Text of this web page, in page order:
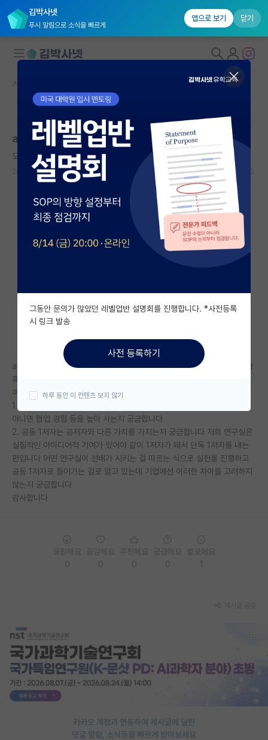
김박사넷
푸시 알림으로 소식을 빠르게
앱으로 보기 닫기
대학원생 모집
국내대학원 정보
연구실&오픈랩
커뮤니티
커뮤니티 홈
전체글보기
베스트 게시판
자유 게시판(아무개랩)
미국 유학 게시판
미국 대학원 합격 후기 게시판
대학원생 모집 게시판
연구실(PI) 홍보 게시판
석박사 채용 정보 게시판
임용 정보 게시판
학부 인턴 게시판
장학금/장학생 게시판
학술 정보 게시판
홍보 게시판
커뮤니티 홈
본문이 수정되지 않는 박제글입니다.
ai 탑컨퍼 가치
도도한 쇼펜하우어
2026.05.20 9 1461
ai 탑컨퍼를 갖고 있는 석사가 꽤 되는 걸로 아는데 그중에 상당수가 공저자
혹은 공동 1저자인 것으로 알고 있습니다
여기서 궁금한 게
1. 취업 시에 공저자의 가치가 있나요? 있다면 없는 것보단 나은 수준인지
아니면 협업 경험 등을 높이 사는지 궁금합니다
2. 공동 1저자는 공저자와 다른 가치를 가지는지 궁금합니다 저희 연구실은
실질적인 아이디어적 기여가 있어야 같이 1저자가 돼서 단독 1저자를 내는
편입니다 어떤 연구실이 선배가 시키는 걸 따르는 식으로 실헌을 진행하고
공동 1저자로 들어가는 걸로 알고 있는데 기업에선 이러한 차이를 고려하지
않는지 궁금합니다
감사합니다
카카오 계정과 연동하여 게시글에 달린
댓글 알람, 소식등을 빠르게 받아보세요
그동안 문의가 많았던 레벨업반 설명회를 진행합니다. *사전등록
시 링크 발송
사전 등록하기
하루 동안 이 컨텐츠 보지 않기